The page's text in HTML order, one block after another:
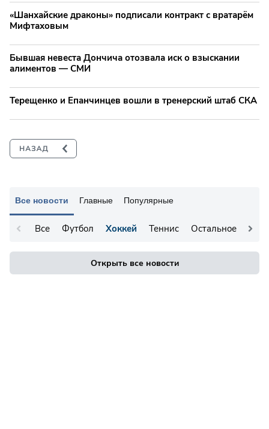
Все новости Главные Популярные
Все Футбол Хоккей Теннис Остальное
Открыть все новости
«Шанхайские драконы» подписали контракт с вратарём
Мифтаховым
Бывшая невеста Дончича отозвала иск о взыскании
алиментов — СМИ
Терещенко и Епанчинцев вошли в тренерский штаб СКА